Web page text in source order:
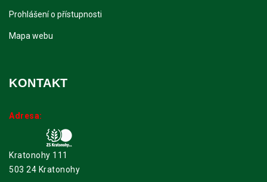
Prohlášení o přístupnosti
Mapa webu
KONTAKT
Adresa:
Kratonohy 111
503 24 Kratonohy